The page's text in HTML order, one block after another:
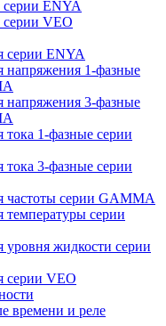
серии ENYA
серии VEO
серии ENYA
напряжения 1-фазные
напряжения 3-фазные
тока 1-фазные серии
тока 3-фазные серии
частоты серии GAMMA
температуры серии
уровня жидкости серии
серии VEO
времени и реле